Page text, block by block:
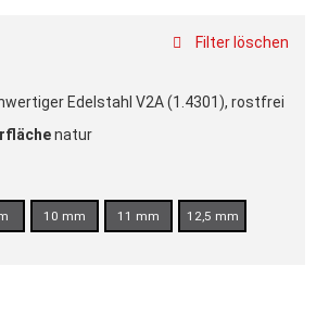
Filter löschen
10 mm 11 mm 12,5 mm
Edelstahl V2A (1.4301), rostfrei
natur